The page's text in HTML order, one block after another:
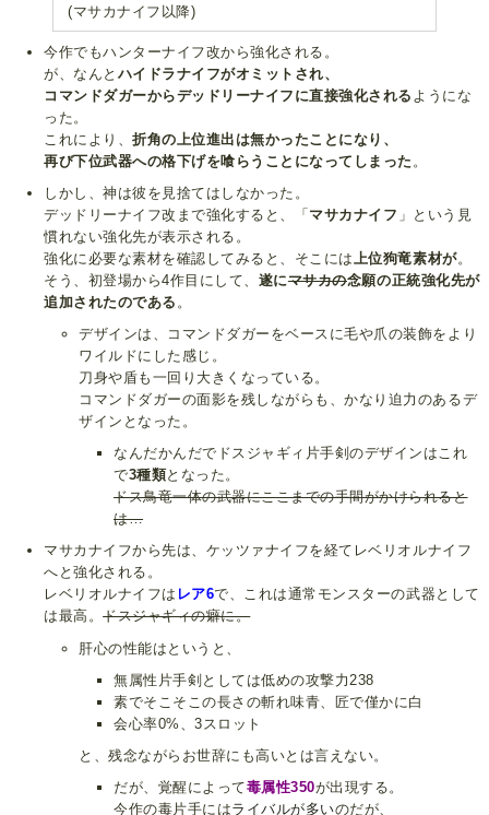
(マサカナイフ以降)
今作でもハンターナイフ改から強化される。
が、なんと ハイドラナイフがオミットされ、
コマンドダガーからデッドリーナイフに直接強化される ようにな
った。
これにより、折角の上位進出は無かったことになり、
再び下位武器への格下げを喰らうことになってしまった 。
しかし、神は彼を見捨てはしなかった。
デッドリーナイフ改まで強化すると、「 マサカナイフ 」という見
慣れない強化先が表示される。
強化に必要な素材を確認してみると、そこには上位狗竜素材が。
そう、初登場から4作目にして、 遂にマサカの念願の正統強化先が
追加されたのである 。
デザインは、コマンドダガーをベースに毛や爪の装飾をより
ワイルドにした感じ。
刀身や盾も一回り大きくなっている。
コマンドダガーの面影を残しながらも、かなり迫力のあるデ
ザインとなった。
なんだかんだでドスジャギィ片手剣のデザインはこれ
で3種類となった。
ドス鳥竜一体の武器にここまでの手間がかけられると
は…
マサカナイフから先は、ケッツァナイフを経てレベリオルナイフ
へと強化される。
レベリオルナイフは レア6で、これは通常モンスターの武器として
は最高。ドスジャギィの癖に。
肝心の性能はというと、
無属性片手剣としては低めの攻撃力238
素でそこそこの長さの斬れ味青、匠で僅かに白
会心率0%、3スロット
と、残念ながらお世辞にも高いとは言えない。
だが、覚醒によって毒属性350が出現する。
今作の毒片手にはライバルが多いのだが、